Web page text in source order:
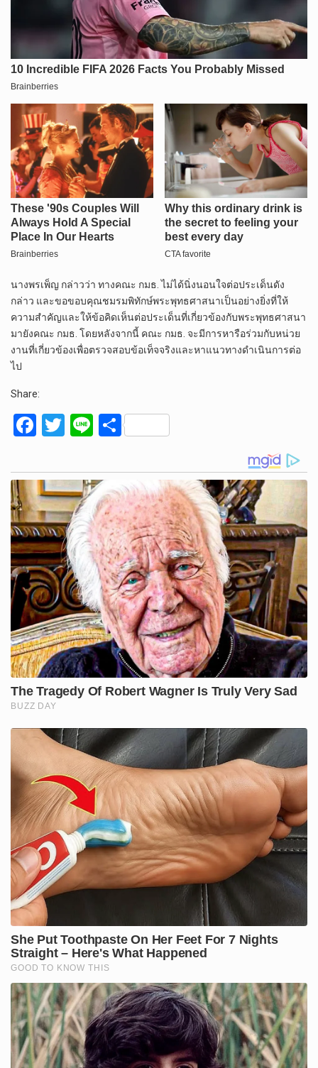
นางพรเพ็ญ กล่าวว่า ทางคณะ กมธ. ไม่ได้นิ่งนอนใจต่อประเด็นดัง
กล่าว และขอขอบคุณชมรมพิทักษ์พระพุทธศาสนาเป็นอย่างยิ่งที่ให้
ความสำคัญและให้ข้อคิดเห็นต่อประเด็นที่เกี่ยวข้องกับพระพุทธศาสนา
มายังคณะ กมธ. โดยหลังจากนี้ คณะ กมธ. จะมีการหารือร่วมกับหน่วย
งานที่เกี่ยวข้องเพื่อตรวจสอบข้อเท็จจริงและหาแนวทางดำเนินการต่อ
ไป
Share:
F
ce
b
o
o
k
T
tt
er
Li
e
S
ar
e